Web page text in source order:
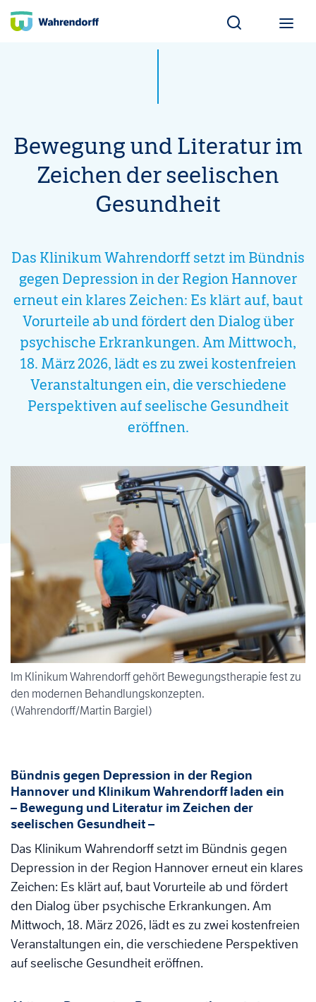
Wahrendorff
Bewegung und Literatur im
Zeichen der seelischen
Gesundheit
Das Klinikum Wahrendorff setzt im Bündnis
gegen Depression in der Region Hannover
erneut ein klares Zeichen: Es klärt auf, baut
Vorurteile ab und fördert den Dialog über
psychische Erkrankungen. Am Mittwoch,
18. März 2026, lädt es zu zwei kostenfreien
Veranstaltungen ein, die verschiedene
Perspektiven auf seelische Gesundheit
eröffnen.
Im Klinikum Wahrendorff gehört Bewegungstherapie fest zu
den modernen Behandlungskonzepten.
(Wahrendorff/Martin Bargiel)
Bündnis gegen Depression in der Region
Hannover und Klinikum Wahrendorff laden ein
– Bewegung und Literatur im Zeichen der
seelischen Gesundheit –
Das Klinikum Wahrendorff setzt im Bündnis gegen
Depression in der Region Hannover erneut ein klares
Zeichen: Es klärt auf, baut Vorurteile ab und fördert
den Dialog über psychische Erkrankungen. Am
Mittwoch, 18. März 2026, lädt es zu zwei kostenfreien
Veranstaltungen ein, die verschiedene Perspektiven
auf seelische Gesundheit eröffnen.